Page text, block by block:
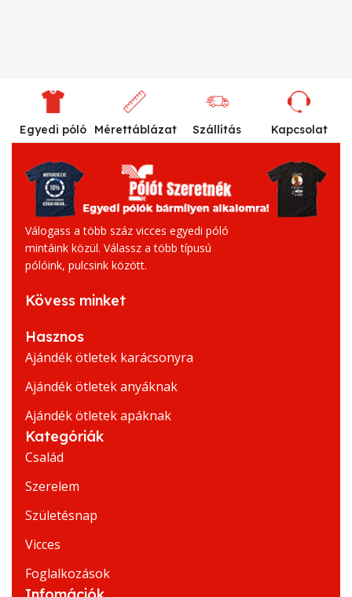
Egyedi póló Mérettáblázat Szállítás Kapcsolat
Válogass a több száz vicces egyedi póló
mintáink közül. Válassz a több típusú
pólóink, pulcsink között.
Kövess minket
Hasznos
Ajándék ötletek karácsonyra
Ajándék ötletek anyáknak
Ajándék ötletek apáknak
Kategóriák
Család
Szerelem
Születésnap
Vicces
Foglalkozások